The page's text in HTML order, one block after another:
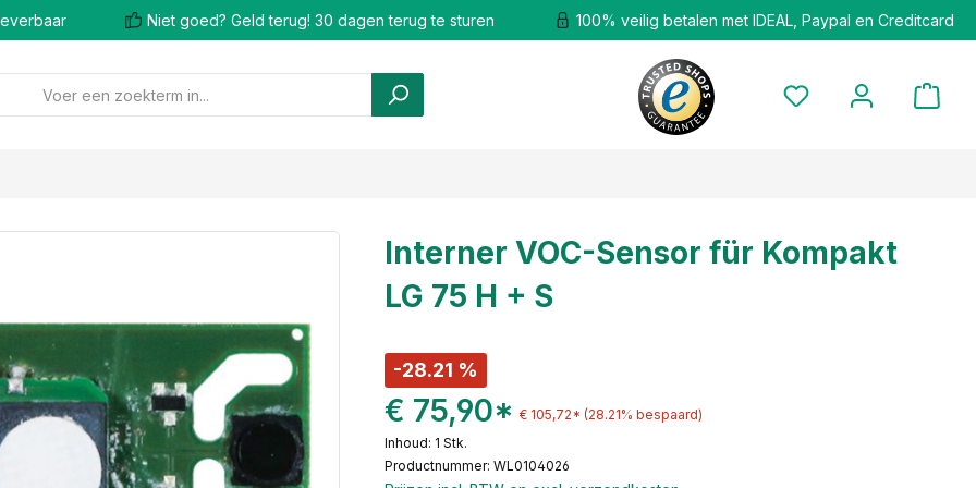
Niet goed? Geld terug! 30 dagen terug te sturen 100% veilig betalen met IDEAL, Paypal en Creditcard
Interner VOC-Sensor für Kompakt
LG 75 H + S
-28.21 %
€ 75,90* € 105,72* (28.21% bespaard)
Inhoud: 1 Stk.
Productnummer: WL0104026